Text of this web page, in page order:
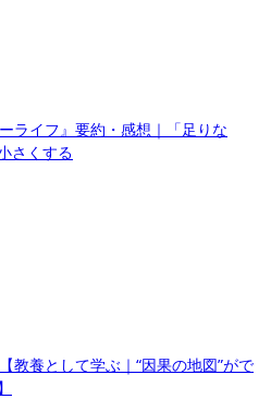
ライフ』要約・感想｜「足りな
さくする
教養として学ぶ｜“因果の地図”がで